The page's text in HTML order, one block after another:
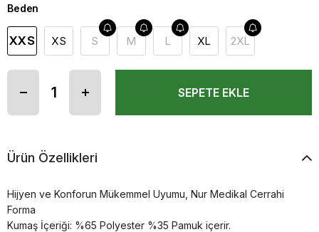
Beden
XXS XS S M L XL 2XL
Ürün Özellikleri
Hijyen ve Konforun Mükemmel Uyumu, Nur Medikal Cerrahi
Forma
Kumaş İçeriği: %65 Polyester %35 Pamuk içerir.